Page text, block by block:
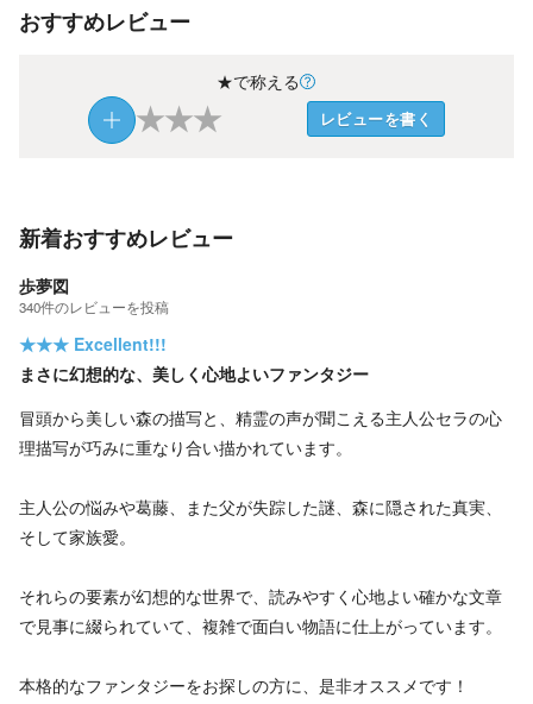
おすすめレビュー
★で称える
★★★ レビューを書く
新着おすすめレビュー
歩夢図
340件のレビューを投稿
★★★ Excellent!!!
まさに幻想的な、美しく心地よいファンタジー
冒頭から美しい森の描写と、精霊の声が聞こえる主人公セラの心
理描写が巧みに重なり合い描かれています。
主人公の悩みや葛藤、また父が失踪した謎、森に隠された真実、
そして家族愛。
それらの要素が幻想的な世界で、読みやすく心地よい確かな文章
で見事に綴られていて、複雑で面白い物語に仕上がっています。
本格的なファンタジーをお探しの方に、是非オススメです！